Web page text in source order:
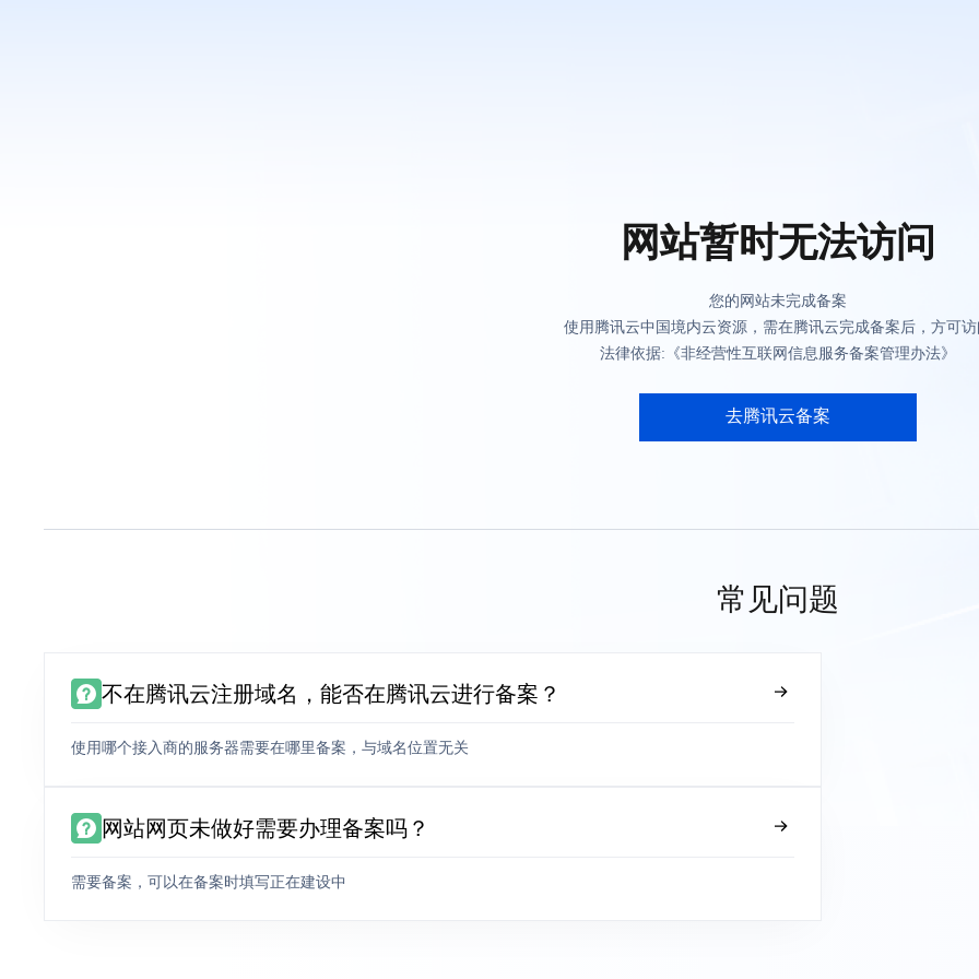
网站暂时无法访问
您的网站未完成备案
使用腾讯云中国境内云资源，需在腾讯云完成备案后，方可
法律依据:《非经营性互联网信息服务备案管理办法》
去腾讯云备案
常见问题
不在腾讯云注册域名，能否在腾讯云进行备案？
使用哪个接入商的服务器需要在哪里备案，与域名位置无关
网站网页未做好需要办理备案吗？
需要备案，可以在备案时填写正在建设中